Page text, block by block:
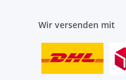
Wir versenden mit